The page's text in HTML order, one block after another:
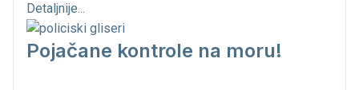
Detaljnije...
Pojačane kontrole na moru!